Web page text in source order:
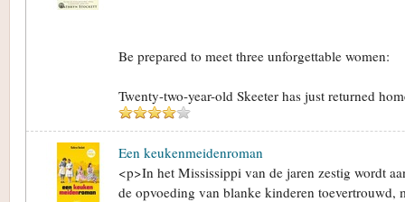
Be prepared to meet three unforgettable women:
Twenty-two-year-old Skeeter has just returned
Een keukenmeidenroman
<p>In het Mississippi van de jaren zestig wordt
de opvoeding van blanke kinderen toevertrouwd,